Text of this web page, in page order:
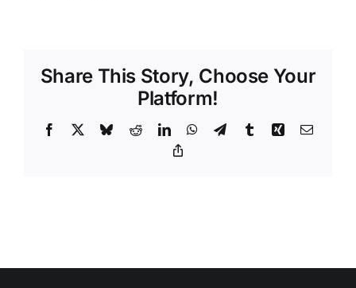
Contacto
Share This Story, Choose Your
Platform!
Facebook BlueskyRedditLinkedInWhatsApp
TelegramTumblrXing Correo